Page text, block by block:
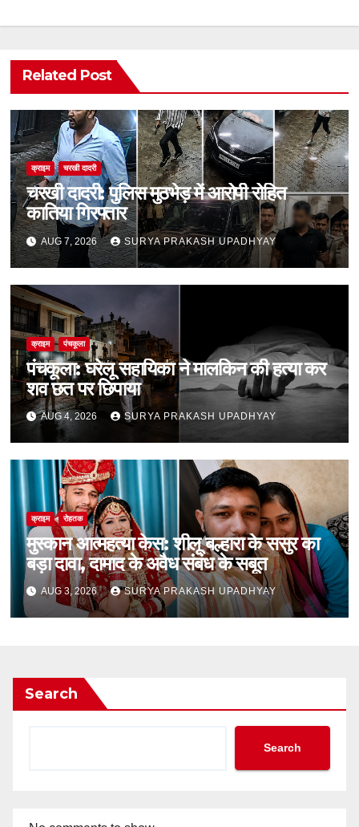
Related Post
क्राइम चरखी दादरी
चरखी दादरी: पुलिस मुठभेड़ में आरोपी रोहित
कातिया गिरफ्तार
AUG 7, 2026 SURYA PRAKASH UPADHYAY
क्राइम पंचकूला
पंचकूला: घरेलू सहायिका ने मालकिन की हत्या कर
शव छत पर छिपाया
AUG 4, 2026 SURYA PRAKASH UPADHYAY
क्राइम रोहतक
मुस्कान आत्महत्या केस: शीलू बल्हारा के ससुर का
बड़ा दावा, दामाद के अवैध संबंध के सबूत
AUG 3, 2026 SURYA PRAKASH UPADHYAY
Search
Search